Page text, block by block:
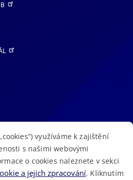
využíváme k zajištění
s našimi webovými
o cookies naleznete v sekci
a jejich zpracování. Kliknutím